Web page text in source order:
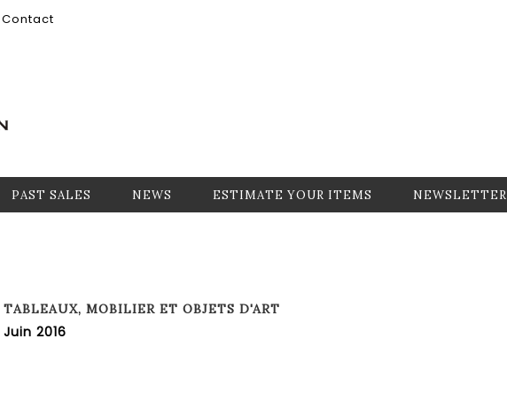
Contact
PAST SALES NEWS ESTIMATE YOUR ITEMS NEWSLETTER
TABLEAUX, MOBILIER ET OBJETS D'ART
Juin 2016